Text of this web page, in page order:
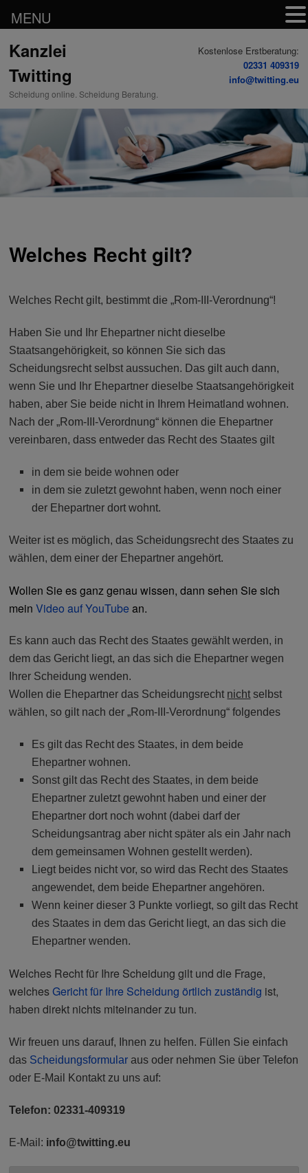
Inhalt
Kanzlei
Twitting
Scheidung online. Scheidung Beratung.
Kostenlose Erstberatung:
02331 409319
info@twitting.eu
Welches Recht gilt?
Welches Recht gilt, bestimmt die „Rom-III-Verordnung“!
Haben Sie und Ihr Ehepartner nicht dieselbe
Staatsangehörigkeit, so können Sie sich das
Scheidungsrecht selbst aussuchen. Das gilt auch dann,
wenn Sie und Ihr Ehepartner dieselbe Staatsangehörigkeit
haben, aber Sie beide nicht in Ihrem Heimatland wohnen.
Nach der „Rom-III-Verordnung“ können die Ehepartner
vereinbaren, dass entweder das Recht des Staates gilt
in dem sie beide wohnen oder
in dem sie zuletzt gewohnt haben, wenn noch einer
der Ehepartner dort wohnt.
Weiter ist es möglich, das Scheidungsrecht des Staates zu
wählen, dem einer der Ehepartner angehört.
Wollen Sie es ganz genau wissen, dann sehen Sie sich
meinVideo auf YouTube an.
Es kann auch das Recht des Staates gewählt werden, in
dem das Gericht liegt, an das sich die Ehepartner wegen
Ihrer Scheidung wenden.
Wollen die Ehepartner das Scheidungsrecht nicht selbst
wählen, so gilt nach der „Rom-III-Verordnung“ folgendes
Es gilt das Recht des Staates, in dem beide
Ehepartner wohnen.
Sonst gilt das Recht des Staates, in dem beide
Ehepartner zuletzt gewohnt haben und einer der
Ehepartner dort noch wohnt (dabei darf der
Scheidungsantrag aber nicht später als ein Jahr nach
dem gemeinsamen Wohnen gestellt werden).
Liegt beides nicht vor, so wird das Recht des Staates
angewendet, dem beide Ehepartner angehören.
Wenn keiner dieser 3 Punkte vorliegt, so gilt das Recht
des Staates in dem das Gericht liegt, an das sich die
Ehepartner wenden.
Welches Recht für Ihre Scheidung gilt und die Frage,
welchesGericht für Ihre Scheidung örtlich zuständig ist,
haben direkt nichts miteinander zu tun.
Wir freuen uns darauf, Ihnen zu helfen. Füllen Sie einfach
das Scheidungsformular aus oder nehmen Sie über Telefon
oder E-Mail Kontakt zu uns auf:
Telefon: 02331-409319
E-Mail: info@twitting.eu
MENU